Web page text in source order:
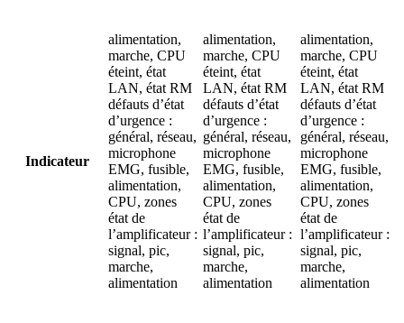
Indicateur
alimentation,
marche, CPU
éteint, état
LAN, état RM
défauts d’état
d’urgence :
général, réseau,
microphone
EMG, fusible,
alimentation,
CPU, zones
état de
l’amplificateur :
signal, pic,
marche,
alimentation
alimentation,
marche, CPU
éteint, état
LAN, état RM
défauts d’état
d’urgence :
général, réseau,
microphone
EMG, fusible,
alimentation,
CPU, zones
état de
l’amplificateur :
signal, pic,
marche,
alimentation
alimentation,
marche, CPU
éteint, état
LAN, état RM
défauts d’état
d’urgence :
général, réseau,
microphone
EMG, fusible,
alimentation,
CPU, zones
état de
l’amplificateur :
signal, pic,
marche,
alimentation